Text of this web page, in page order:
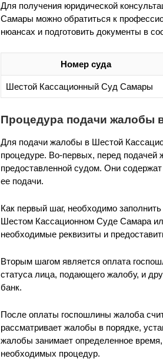
Для получения юридической
Самары можно обратиться к
нюансах и подготовить документы в
Номер суда
Шестой Кассационный Суд Самары
Процедура подачи жалобы
Для подачи жалобы в Шестой
процедуре. Во-первых, перед подачей
предоставленной судом. Они
ее подачи.
Как первый шаг, необходимо
Шестом Кассационном Суде Самара
необходимые реквизиты и
Вторым шагом является оплата
статуса лица, подающего жалобу, и
банк.
После оплаты госпошлины жалоба
рассматривает жалобы в порядке,
жалобы занимает определенное
необходимых процедур.